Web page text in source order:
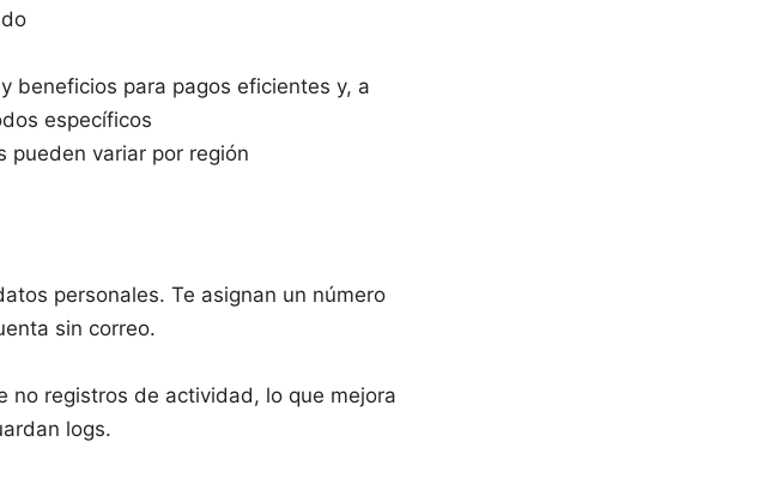
beneficios para pagos eficientes y, a
específicos
pueden variar por región
personales. Te asignan un número
sin correo.
no registros de actividad, lo que mejora
logs.